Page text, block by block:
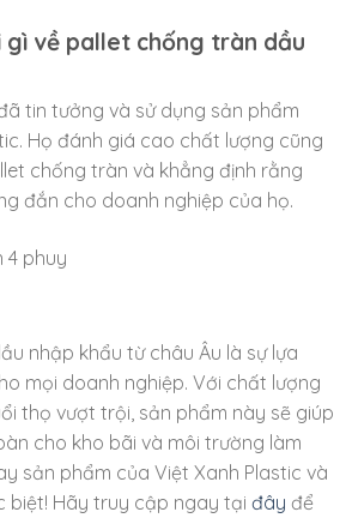
gì về pallet chống tràn dầu
tin tưởng và sử dụng sản phẩm
Họ đánh giá cao chất lượng cũng
chống tràn và khẳng định rằng
đắn cho doanh nghiệp của họ.
nhập khẩu từ châu Âu là sự lựa
mọi doanh nghiệp. Với chất lượng
thọ vượt trội, sản phẩm này sẽ giúp
cho kho bãi và môi trường làm
sản phẩm của Việt Xanh Plastic và
biệt! Hãy truy cập ngay tại đây để